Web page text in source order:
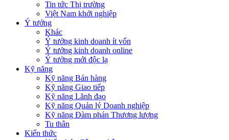
Tin tức Thị trường
Việt Nam khởi nghiệp
Ý tưởng
Khác
Ý tưởng kinh doanh ít vốn
Ý tưởng kinh doanh online
Ý tưởng mới độc lạ
Kỹ năng
Kỹ năng Bán hàng
Kỹ năng Giao tiếp
Kỹ năng Lãnh đạo
Kỹ năng Quản lý Doanh nghiệp
Kỹ năng Đàm phán Thương lượng
Tu thân
Kiến thức